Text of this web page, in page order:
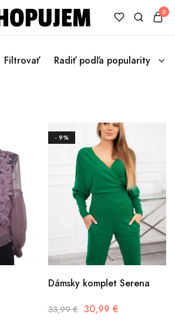
0
Filtrovať Radiť podľa popularity
- 9%
Dámsky komplet Serena
33,99€ 30,99 €